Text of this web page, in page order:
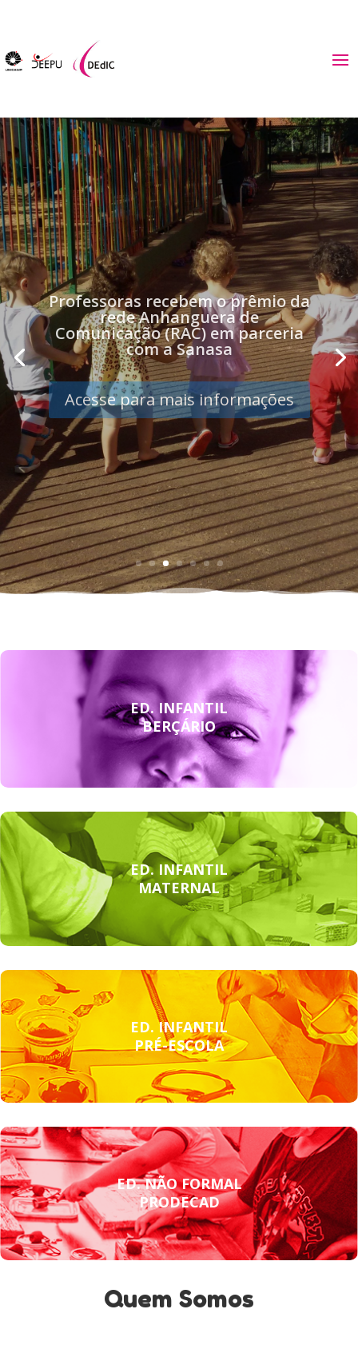
Atividade Pedagógica Cultural -
Sábado DiveRtido
Acesse para mais informações
ED. INFANTIL
BERÇÁRIO
ED. INFANTIL
MATERNAL
ED. INFANTIL
PRÉ-ESCOLA
ED. NÃO FORMAL
PRODECAD
Quem Somos